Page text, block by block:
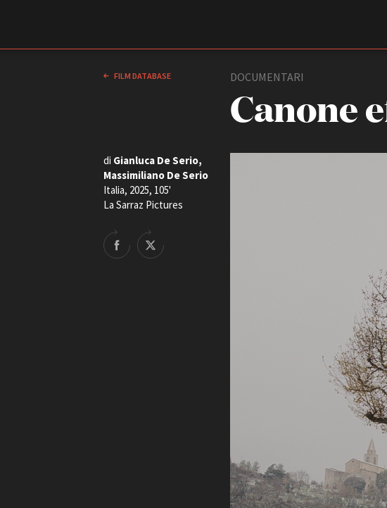
Location scouting
Spazi nella sede FCTP
Sala Casting
FILM DATABASE DOCUMENTARI
Canone
di Gianluca De Serio,
Massimiliano De Serio
Italia, 2025, 105'
La Sarraz Pictures